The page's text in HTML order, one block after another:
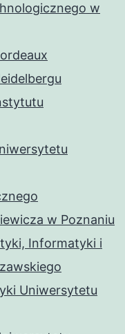
w
w Poznaniu
Informatyki i
Uniwersytetu